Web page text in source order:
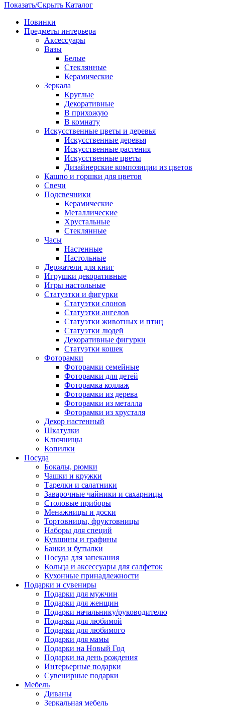
Показать/Скрыть Каталог
Новинки
Предметы интерьера
Аксессуары
Вазы
Белые
Стеклянные
Керамические
Зеркала
Круглые
Декоративные
В прихожую
В комнату
Искусственные цветы и деревья
Искусственные деревья
Искусственные растения
Искусственные цветы
Дизайнерские композиции из цветов
Кашпо и горшки для цветов
Свечи
Подсвечники
Керамические
Металлические
Хрустальные
Стеклянные
Часы
Настенные
Настольные
Держатели для книг
Игрушки декоративные
Игры настольные
Статуэтки и фигурки
Статуэтки слонов
Статуэтки ангелов
Статуэтки животных и птиц
Статуэтки людей
Декоративные фигурки
Статуэтки кошек
Фоторамки
Фоторамки семейные
Фоторамки для детей
Фоторамка коллаж
Фоторамки из дерева
Фоторамки из металла
Фоторамки из хрусталя
Декор настенный
Шкатулки
Ключницы
Копилки
Посуда
Бокалы, рюмки
Чашки и кружки
Тарелки и салатники
Заварочные чайники и сахарницы
Столовые приборы
Менажницы и доски
Тортовницы, фруктовницы
Наборы для специй
Кувшины и графины
Банки и бутылки
Посуда для запекания
Кольца и аксессуары для салфеток
Кухонные принадлежности
Подарки и сувениры
Подарки для мужчин
Подарки для женщин
Подарки начальнику/руководителю
Подарки для любимой
Подарки для любимого
Подарки для мамы
Подарки на Новый Год
Подарки на день рождения
Интерьерные подарки
Сувенирные подарки
Мебель
Диваны
Зеркальная мебель